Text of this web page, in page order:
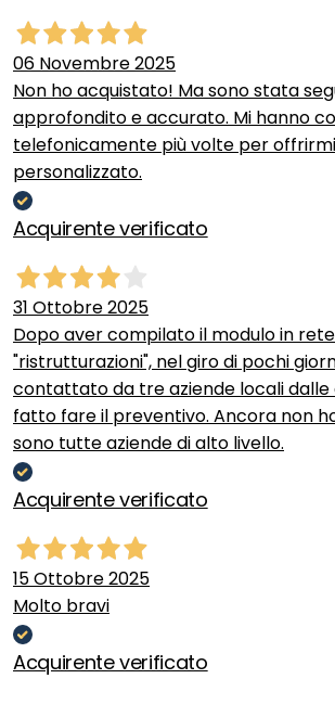
06 Novembre 2025
Non ho acquistato! Ma sono stata
approfondito e accurato. Mi hanno
telefonicamente più volte per
personalizzato.
Acquirente verificato
31 Ottobre 2025
Dopo aver compilato il modulo in
"ristrutturazioni", nel giro di pochi
contattato da tre aziende locali dalle
fatto fare il preventivo. Ancora non
sono tutte aziende di alto livello.
Acquirente verificato
15 Ottobre 2025
Molto bravi
Acquirente verificato